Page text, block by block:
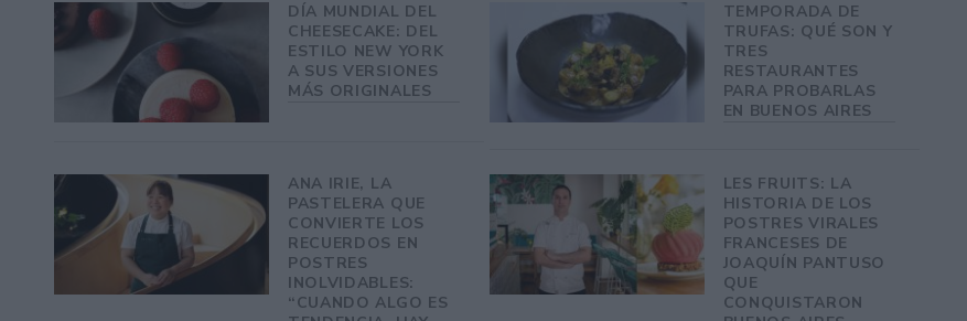
DÍA MUNDIAL DEL
CHEESECAKE: DEL
ESTILO NEW YORK
A SUS VERSIONES
MÁS ORIGINALES
TEMPORADA DE
TRUFAS: QUÉ SON Y
TRES
RESTAURANTES
PARA PROBARLAS
EN BUENOS AIRES
ANA IRIE, LA
PASTELERA QUE
CONVIERTE LOS
RECUERDOS EN
POSTRES
INOLVIDABLES:
“CUANDO ALGO ES
LES FRUITS: LA
HISTORIA DE LOS
POSTRES VIRALES
FRANCESES DE
JOAQUÍN PANTUSO
QUE
CONQUISTARON